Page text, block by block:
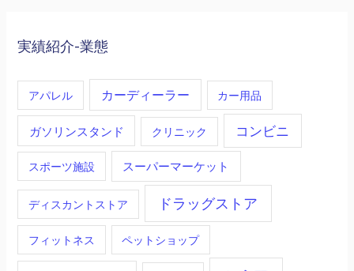
実績紹介-業態
アパレル カーディーラー カー用品
ガソリンスタンド クリニック コンビニ
スポーツ施設 スーパーマーケット
ディスカントストア ドラッグストア
フィットネス ペットショップ